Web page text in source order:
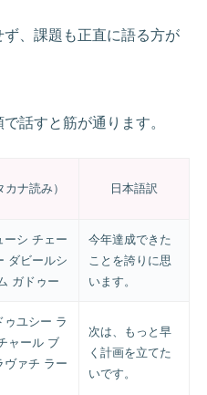
、課題も正直に語る方が
話すと筋が通ります。
ナ読み） 日本語訳
ーシ チェー
ダビールシ
ガドゥー
今年達成できた
ことを誇りに思
います。
ゥユシー ラ
ャール ブ
ヴァチ ラー
次は、もっと早
く計画を立てた
いです。